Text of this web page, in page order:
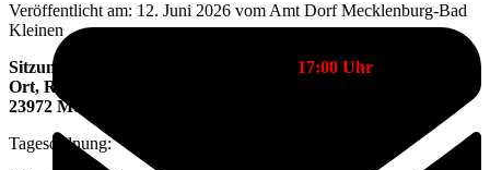
Veröffentlicht am: 12. Juni 2026 vom Amt Dorf Mecklenburg-Bad
Kleinen
Sitzungstermin: Mittwoch, 24.06.2026, 17:00 Uhr
Ort, Raum: Dorfgemeinschaftshaus, Mecklenburger Str. 2,
23972 Metelsdorf
Tagesordnung: